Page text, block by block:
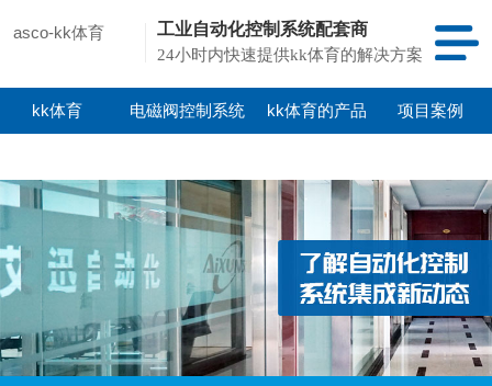
asco-kk体育 工业自动化控制系统配套商
24小时内快速提供kk体育的解决方案
kk体育 电磁阀控制系统 kk体育的产品 项目案例